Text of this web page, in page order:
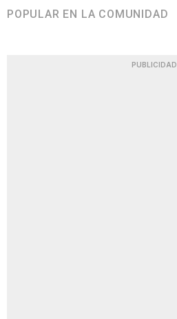
POPULAR EN LA COMUNIDAD
PUBLICIDAD